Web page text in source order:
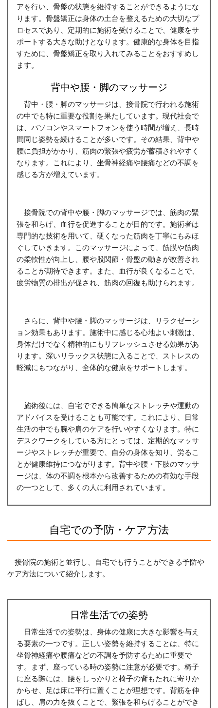
アを行い、骨盤の状態を維持することができるようにな
ります。骨盤矯正は身体の土台を整えるための大切なプ
ロセスであり、定期的に施術を受けることで、健康をサ
ポートする大きな助けとなります。健康的な身体を目指
すために、骨盤矯正を取り入れてみることをおすすめし
ます。
背中や腰・脚のマッサージ
背中・腰・脚のマッサージは、接骨院で行われる施術
の中でも特に重要な役割を果たしています。現代社会で
は、パソコンやスマートフォンを使う時間が増え、長時
間同じ姿勢を続けることが多いです。その結果、背中や
腰に負担がかかり、筋肉の緊張や疲労が蓄積されやすく
なります。これにより、坐骨神経痛や腰痛などの不調を
感じる方が増えています。
接骨院での背中や腰・脚のマッサージでは、筋肉の緊
張を和らげ、血行を促進することが目的です。施術者は
専門的な技術を用いて、硬くなった筋肉を丁寧にもみほ
ぐしていきます。このマッサージによって、筋膜や筋肉
の柔軟性が向上し、腰や股関節・骨盤の動きが改善され
ることが期待できます。また、血行が良くなることで、
疲労物質の排出が促され、筋肉の回復も助けられます。
さらに、背中や腰・脚のマッサージは、リラクゼーシ
ョン効果もあります。施術中に感じる心地よい刺激は、
身体だけでなく精神的にもリフレッシュさせる効果があ
ります。深いリラックス状態に入ることで、ストレスの
軽減にもつながり、全体的な健康をサポートします。
施術後には、自宅でできる簡単なストレッチや運動の
アドバイスを受けることも可能です。これにより、日常
生活の中でも腕や肩のケアを行いやすくなります。特に
デスクワークをしている方にとっては、定期的なマッサ
ージやストレッチが重要で、自分の身体を知り、労るこ
とが健康維持につながります。背中や腰・下肢のマッサ
ージは、体の不調を根本から改善するための有効な手段
の一つとして、多くの人に利用されています。
自宅での予防・ケア方法
接骨院の施術と並行し、自宅でも行うことができる予防や
ケア方法について紹介します。
日常生活での姿勢
日常生活での姿勢は、身体の健康に大きな影響を与え
る要素の一つです。正しい姿勢を維持することは、特に
坐骨神経痛や腰痛などの不調を予防するために重要で
す。まず、座っている時の姿勢に注意が必要です。椅子
に座る際には、腰をしっかりと椅子の背もたれに寄りか
からせ、足は床に平行に置くことが理想です。背筋を伸
ばし、肩の力を抜くことで、緊張を和らげることができ